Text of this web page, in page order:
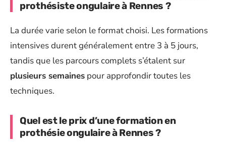
prothésiste ongulaire à Rennes ?
La durée varie selon le format choisi. Les formations
intensives durent généralement entre 3 à 5 jours,
tandis que les parcours complets s’étalent sur
plusieurs semaines pour approfondir toutes les
techniques.
Quel est le prix d’une formation en
prothésie ongulaire à Rennes ?